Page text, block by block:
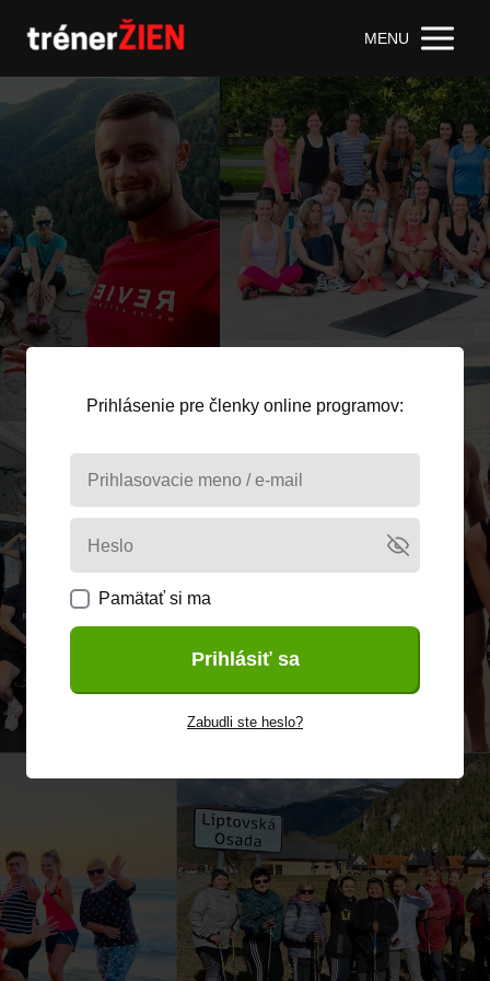
MENU
Prihlásenie pre členky online programov:
Pamätať si ma
Prihlásiť sa
Zabudli ste heslo?